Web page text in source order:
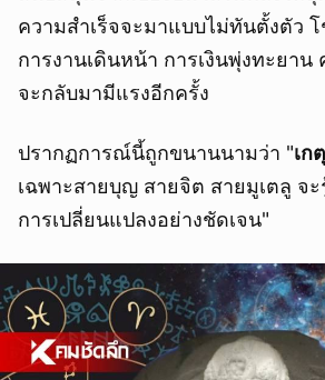
ความสำเร็จจะมาแบบไม่ทันตั้งตัว
การงานเดินหน้า การเงินพุ่งทะยาน
จะกลับมามีแรงอีกครั้ง
ปรากฏการณ์นี้ถูกขนานนามว่า "เก
เฉพาะสายบุญ สายจิต สายมูเตลู จ
การเปลี่ยนแปลงอย่างชัดเจน"